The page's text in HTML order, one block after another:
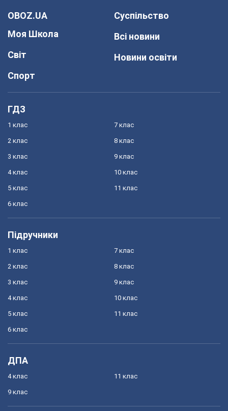
OBOZ.UA
Моя Школа
Світ
Спорт
Суспільство
Всі новини
Новини освіти
ГДЗ
1 клас
2 клас
3 клас
4 клас
5 клас
6 клас
7 клас
8 клас
9 клас
10 клас
11 клас
Підручники
1 клас
2 клас
3 клас
4 клас
5 клас
6 клас
7 клас
8 клас
9 клас
10 клас
11 клас
ДПА
4 клас
9 клас
11 клас